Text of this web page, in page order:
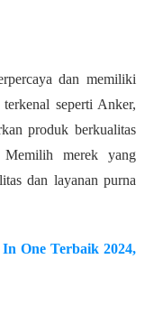
dan memiliki
seperti Anker,
produk berkualitas
merek yang
dan layanan purna
One Terbaik 2024,